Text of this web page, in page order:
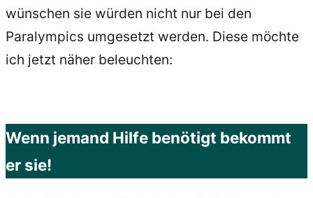
wünschen sie würden nicht nur bei den
Paralympics umgesetzt werden. Diese möchte
ich jetzt näher beleuchten:
Wenn jemand Hilfe benötigt bekommt
er sie!